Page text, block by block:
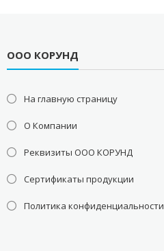
ООО КОРУНД
На главную страницу
О Компании
Реквизиты ООО КОРУНД
Сертификаты продукции
Политика конфиденциальности